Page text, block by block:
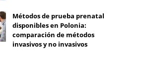
Métodos de prueba prenatal
disponibles en Polonia:
comparación de métodos
invasivos y no invasivos